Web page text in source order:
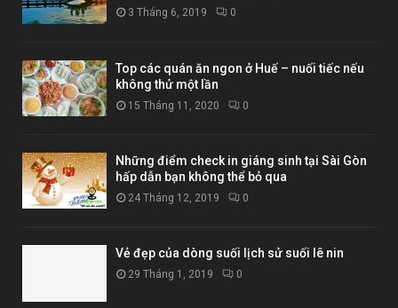
3 Tháng 6, 2019 0
Top các quán ăn ngon ở Huế – nuối tiếc nếu
không thử một lần
15 Tháng 11, 2020 0
Những điểm check in giáng sinh tại Sài Gòn
hấp dẫn bạn không thể bỏ qua
24 Tháng 12, 2019 0
Vẻ đẹp của dòng suối lịch sử suối lê nin
29 Tháng 1, 2019 0